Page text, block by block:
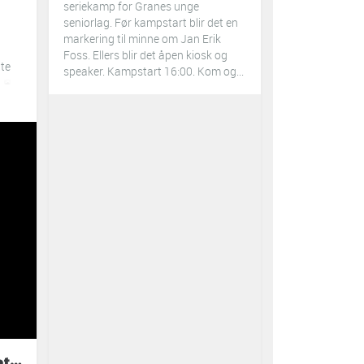
seriekamp for Granes unge
seniorlag. Før kampstart blir det en
markering til minne om Jan Erik
Foss. Ellers blir det åpen kiosk og
speaker. Kampstart 16:00. Kom og...